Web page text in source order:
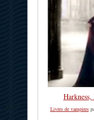
Livres de vampires